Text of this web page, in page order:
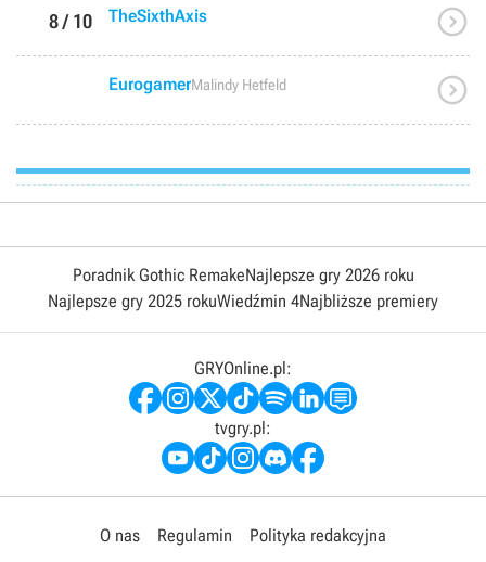
8 / 10 TheSixthAxis 
EurogamerMalindy Hetfeld 
Poradnik Gothic RemakeNajlepsze gry 2026 roku
Najlepsze gry 2025 rokuWiedźmin 4Najbliższe premiery
GRYOnline.pl:
tvgry.pl:
O nas Regulamin
Polityka redakcyjna